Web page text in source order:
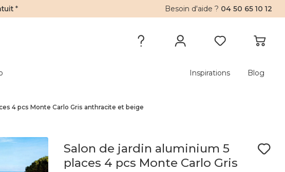
* Besoin d'aide ? 04 50 65 10 12
Inspirations Blog
4 pcs Monte Carlo Gris anthracite et beige
Salon de jardin aluminium 5
places 4 pcs Monte Carlo Gris